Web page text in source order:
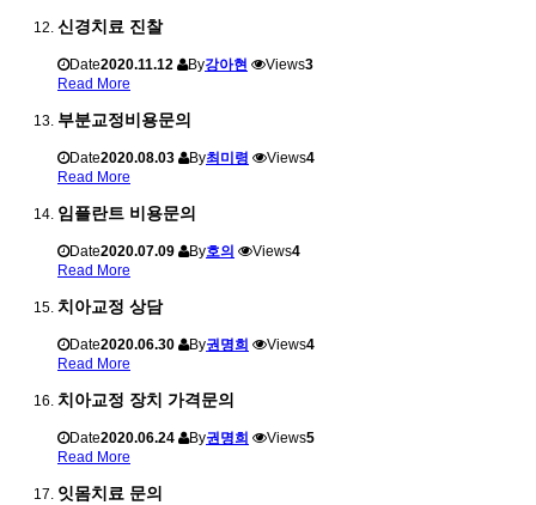
신경치료 진찰
Date2020.11.12 By강아현 Views3
Read More
부분교정비용문의
Date2020.08.03 By최미령 Views4
Read More
임플란트 비용문의
Date2020.07.09 By호의 Views4
Read More
치아교정 상담
Date2020.06.30 By권명희 Views4
Read More
치아교정 장치 가격문의
Date2020.06.24 By권명희 Views5
Read More
잇몸치료 문의